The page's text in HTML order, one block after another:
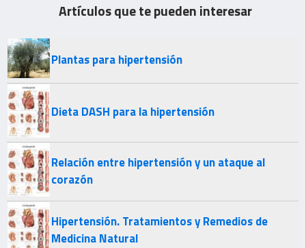
Artículos que te pueden interesar
Plantas para hipertensión
Dieta DASH para la hipertensión
Relación entre hipertensión y un ataque al
corazón
Hipertensión. Tratamientos y Remedios de
Medicina Natural